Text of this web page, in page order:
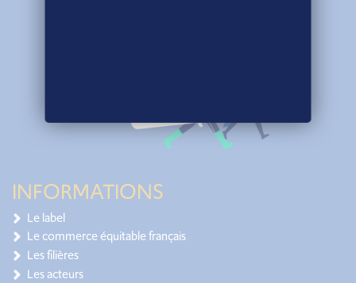
INFORMATIONS
Le label
Le commerce équitable français
Les filières
Les acteurs